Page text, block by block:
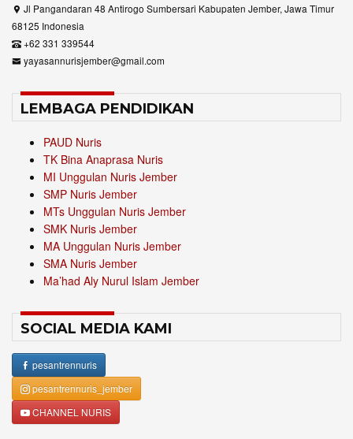
Jl Pangandaran 48 Antirogo Sumbersari Kabupaten Jember, Jawa Timur
68125 Indonesia
+62 331 339544
yayasannurisjember@gmail.com
LEMBAGA PENDIDIKAN
PAUD Nuris
TK Bina Anaprasa Nuris
MI Unggulan Nuris Jember
SMP Nuris Jember
MTs Unggulan Nuris Jember
SMK Nuris Jember
MA Unggulan Nuris Jember
SMA Nuris Jember
Ma’had Aly Nurul Islam Jember
SOCIAL MEDIA KAMI
pesantrennuris
pesantrennuris_jember
CHANNEL NURIS